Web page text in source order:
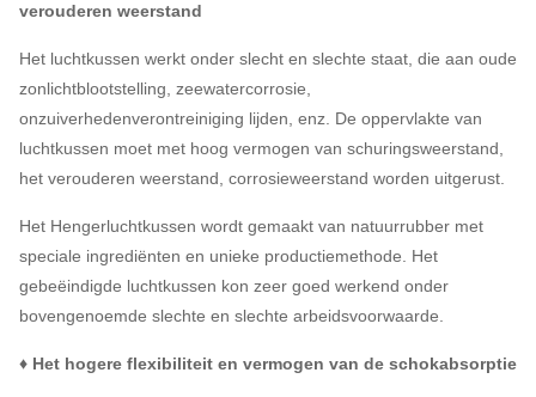
verouderen weerstand
Het luchtkussen werkt onder slecht en slechte staat, die aan oude
zonlichtblootstelling, zeewatercorrosie,
onzuiverhedenverontreiniging lijden, enz. De oppervlakte van
luchtkussen moet met hoog vermogen van schuringsweerstand,
het verouderen weerstand, corrosieweerstand worden uitgerust.
Het Hengerluchtkussen wordt gemaakt van natuurrubber met
speciale ingrediënten en unieke productiemethode. Het
gebeëindigde luchtkussen kon zeer goed werkend onder
bovengenoemde slechte en slechte arbeidsvoorwaarde.
♦ Het hogere flexibiliteit en vermogen van de schokabsorptie